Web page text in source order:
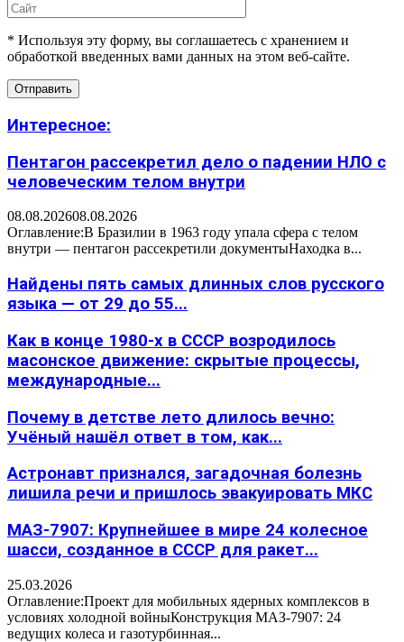
* Используя эту форму, вы соглашаетесь с хранением и
обработкой введенных вами данных на этом веб-сайте.
Интересное:
Пентагон рассекретил дело о падении НЛО с
человеческим телом внутри
08.08.202608.08.2026
Оглавление:В Бразилии в 1963 году упала сфера с телом
внутри — пентагон рассекретили документыНаходка в...
Найдены пять самых длинных слов русского
языка — от 29 до 55...
Как в конце 1980-х в СССР возродилось
масонское движение: скрытые процессы,
международные...
Почему в детстве лето длилось вечно:
Учёный нашёл ответ в том, как...
Астронавт признался, загадочная болезнь
лишила речи и пришлось эвакуировать МКС
МАЗ-7907: Крупнейшее в мире 24 колесное
шасси, созданное в СССР для ракет...
25.03.2026
Оглавление:Проект для мобильных ядерных комплексов в
условиях холодной войныКонструкция МАЗ-7907: 24
ведущих колеса и газотурбинная...